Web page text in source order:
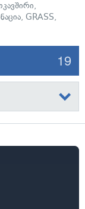
,
, GRASS,
19